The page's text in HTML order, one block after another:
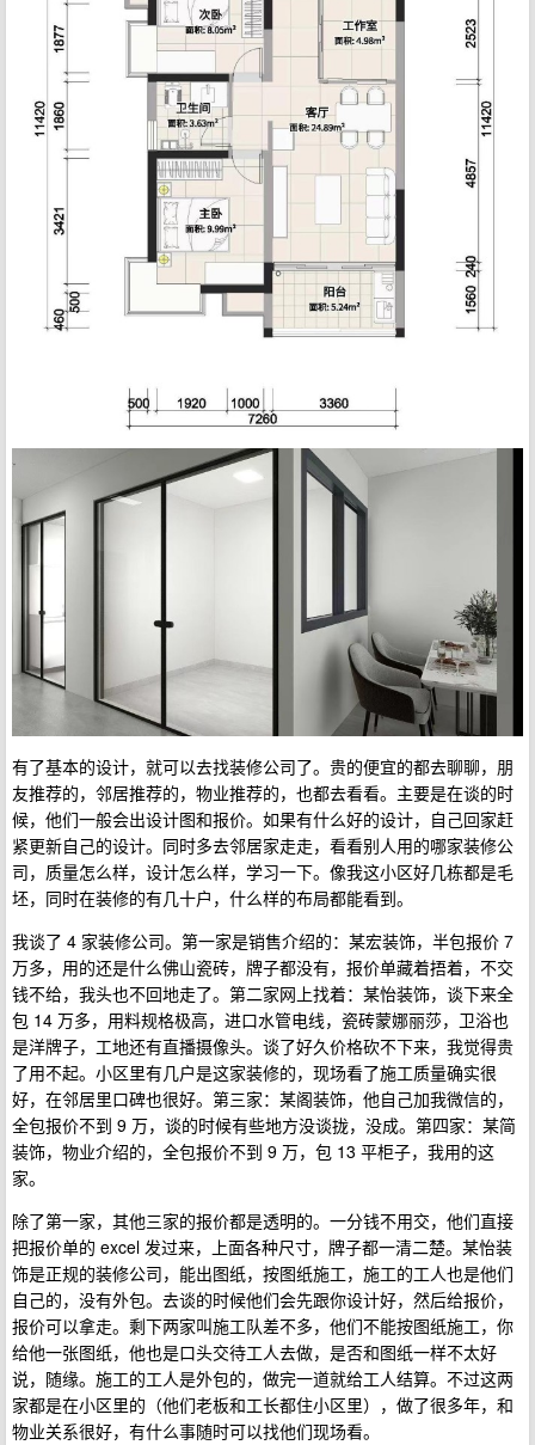
有了基本的设计，就可以去找装修公司了。贵的便宜的都去聊聊，朋
友推荐的，邻居推荐的，物业推荐的，也都去看看。主要是在谈的时
候，他们一般会出设计图和报价。如果有什么好的设计，自己回家赶
紧更新自己的设计。同时多去邻居家走走，看看别人用的哪家装修公
司，质量怎么样，设计怎么样，学习一下。像我这小区好几栋都是毛
坯，同时在装修的有几十户，什么样的布局都能看到。
我谈了 4 家装修公司。第一家是销售介绍的：某宏装饰，半包报价 7
万多，用的还是什么佛山瓷砖，牌子都没有，报价单藏着捂着，不交
钱不给，我头也不回地走了。第二家网上找着：某怡装饰，谈下来全
包 14 万多，用料规格极高，进口水管电线，瓷砖蒙娜丽莎，卫浴也
是洋牌子，工地还有直播摄像头。谈了好久价格砍不下来，我觉得贵
了用不起。小区里有几户是这家装修的，现场看了施工质量确实很
好，在邻居里口碑也很好。第三家：某阁装饰，他自己加我微信的，
全包报价不到 9 万，谈的时候有些地方没谈拢，没成。第四家：某简
装饰，物业介绍的，全包报价不到 9 万，包 13 平柜子，我用的这
家。
除了第一家，其他三家的报价都是透明的。一分钱不用交，他们直接
把报价单的 excel 发过来，上面各种尺寸，牌子都一清二楚。某怡装
饰是正规的装修公司，能出图纸，按图纸施工，施工的工人也是他们
自己的，没有外包。去谈的时候他们会先跟你设计好，然后给报价，
报价可以拿走。剩下两家叫施工队差不多，他们不能按图纸施工，你
给他一张图纸，他也是口头交待工人去做，是否和图纸一样不太好
说，随缘。施工的工人是外包的，做完一道就给工人结算。不过这两
家都是在小区里的（他们老板和工长都住小区里），做了很多年，和
物业关系很好，有什么事随时可以找他们现场看。